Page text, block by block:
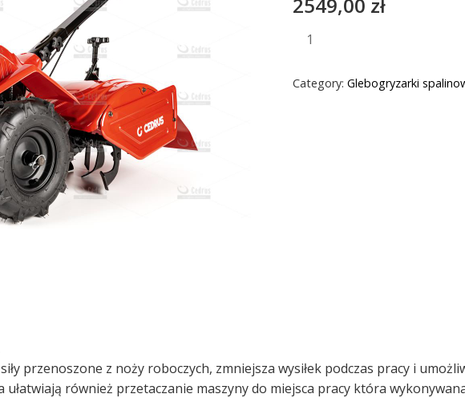
Category: Glebogryzarki
przenoszone z noży roboczych, zmniejsza wysiłek podczas pracy i
ułatwiają również przetaczanie maszyny do miejsca pracy która